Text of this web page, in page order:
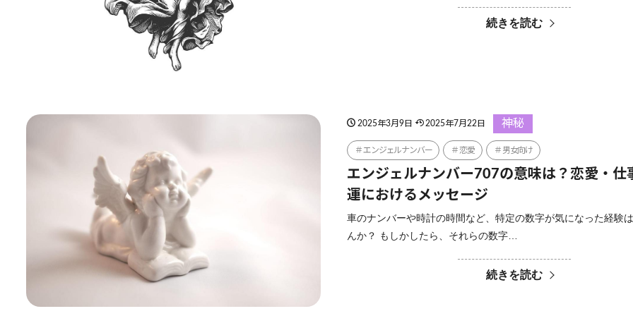
続きを読む
2025年3月9日 2025年7月22日 神秘
エンジェルナンバー 恋愛 男女向け
エンジェルナンバー707の意味は？恋愛・仕
運におけるメッセージ
車のナンバーや時計の時間など、特定の数字が気になった経験
んか？ もしかしたら、それらの数字…
続きを読む